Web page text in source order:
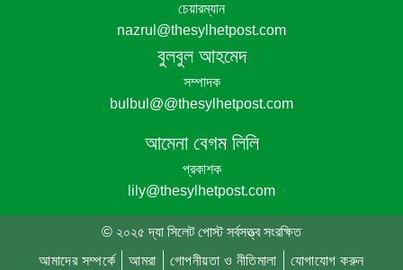
সম্মেলন
বোদায় বিস্কুটের প্রলোভনে দুই শিশুকে ধর্ষণের
অভিযোগ, গ্রেপ্তার ১
অর্থের অভাবে সৌদি আরব থেকে দেশে ফিরছে
না হবিগঞ্জের দুলনের মরদেহ
হবিগঞ্জে এনসিপির দায়েরকৃত মামলায়
চেয়ারম্যান
nazrul@thesylhetpost.com
বুলবুল আহমেদ
সম্পাদক
bulbul@@thesylhetpost.com
আমেনা বেগম লিলি
প্রকাশক
lily@thesylhetpost.com
© ২০২৫ দ্যা সিলেট পোস্ট সর্বসত্ত্ব সংরক্ষিত
আমাদের সম্পর্কে
আমরা গোপনীয়তা ও নীতিমালা যোগাযোগ করুন